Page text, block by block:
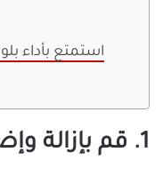
استمتع بأداء
1. قم بإزالة وإضافة الجهاز مرة أخرى